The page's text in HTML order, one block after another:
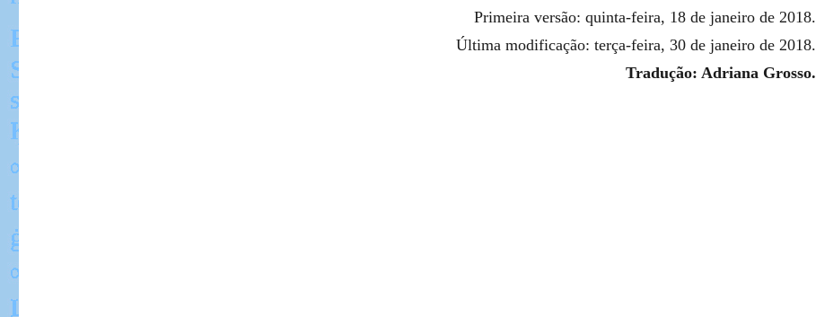
Primeira versão: quinta-feira, 18 de janeiro de 2018.
Última modificação: terça-feira, 30 de janeiro de 2018.
Tradução: Adriana Grosso.